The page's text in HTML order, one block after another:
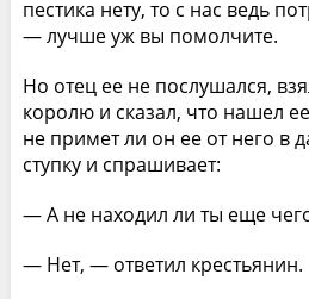
пестика нету, то с нас ведь
— лучше уж вы помолчите.
Но отец ее не послушался,
королю и сказал, что нашел
не примет ли он ее от него в
ступку и спрашивает:
— А не находил ли ты еще
— Нет, — ответил крестьянин.